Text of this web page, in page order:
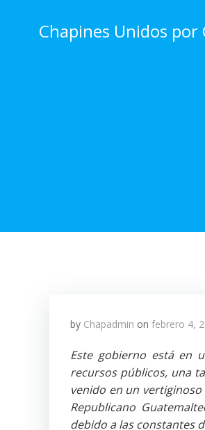
Chapines Unidos por
by Chapadmin on febrero 4,
Este gobierno está en
recursos públicos, una
venido en un
Republicano
debido a las constantes